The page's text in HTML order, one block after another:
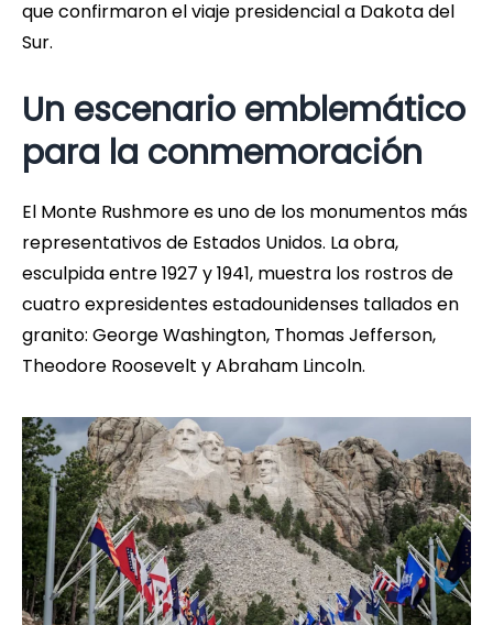
que confirmaron el viaje presidencial a Dakota del
Sur.
Un escenario emblemático
para la conmemoración
El Monte Rushmore es uno de los monumentos más
representativos de Estados Unidos. La obra,
esculpida entre 1927 y 1941, muestra los rostros de
cuatro expresidentes estadounidenses tallados en
granito: George Washington, Thomas Jefferson,
Theodore Roosevelt y Abraham Lincoln.